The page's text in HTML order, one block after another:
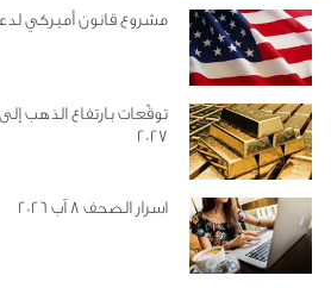
مشروع قانون أميركي
2027
اسرار الصحف 8 آب 2026